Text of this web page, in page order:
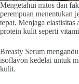
Mengetahui mitos dan
perempuan menentukan
tepat. Menjaga elastisitas
protein kulit seperti
Breasty Serum
isoflavon kedelai untuk
kulit.